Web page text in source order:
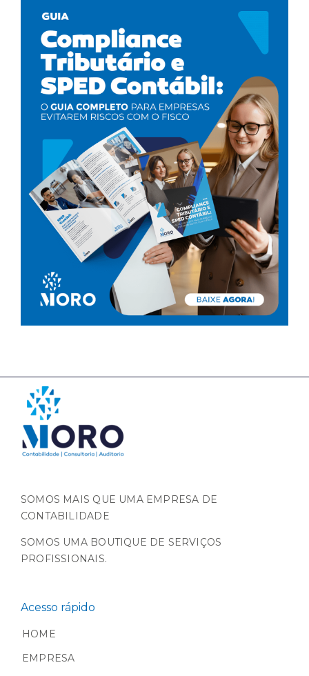
SOMOS MAIS QUE UMA EMPRESA DE
CONTABILIDADE
SOMOS UMA BOUTIQUE DE SERVIÇOS
PROFISSIONAIS.
Acesso rápido
HOME
EMPRESA